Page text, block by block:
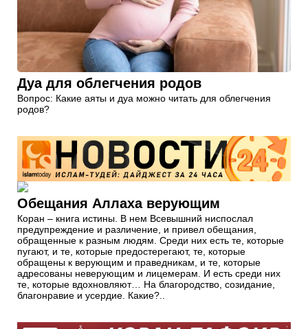
Дуа для облегчения родов
Вопрос: Какие аяты и дуа можно читать для облегчения
родов?
Обещания Аллаха верующим
Коран – книга истины. В нем Всевышний ниспослал
предупреждение и различение, и привел обещания,
обращенные к разным людям. Среди них есть те, которые
пугают, и те, которые предостерегают, те, которые
обращены к верующим и праведникам, и те, которые
адресованы неверующим и лицемерам. И есть среди них
те, которые вдохновляют… На благородство, созидание,
благонравие и усердие. Какие?..